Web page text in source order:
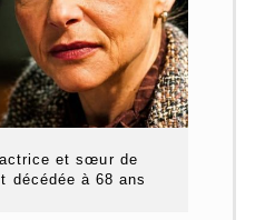
et sœur de
décédée à 68 ans